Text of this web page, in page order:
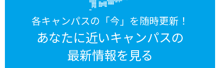
各キャンパスの「今」を随時更新！
あなたに近いキャンパスの
最新情報を見る